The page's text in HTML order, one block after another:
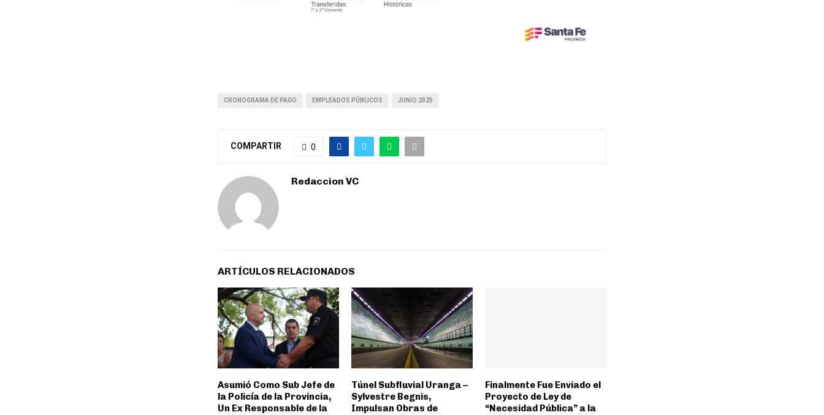
CRONOGRAMA DE PAGO EMPLEADOS PÚBLICOS JUNIO 2025
COMPARTIR 0
Redaccion VC
ARTÍCULOS RELACIONADOS
Asumió Como Sub Jefe de
la Policía de la Provincia,
Un Ex Responsable de la
Túnel Subfluvial Uranga –
Sylvestre Begnis,
Impulsan Obras de
Finalmente Fue Enviado el
Proyecto de Ley de
“Necesidad Pública” a la